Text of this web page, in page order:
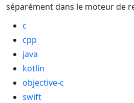
séparément dans le moteur de
c
cpp
java
kotlin
objective-c
swift